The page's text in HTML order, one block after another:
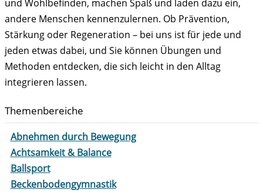
und Wohlbefinden, machen Spaß und laden dazu ein,
andere Menschen kennenzulernen. Ob Prävention,
Stärkung oder Regeneration – bei uns ist für jede und
jeden etwas dabei, und Sie können Übungen und
Methoden entdecken, die sich leicht in den Alltag
integrieren lassen.
Themenbereiche
Abnehmen durch Bewegung
Achtsamkeit & Balance
Ballsport
Beckenbodengymnastik